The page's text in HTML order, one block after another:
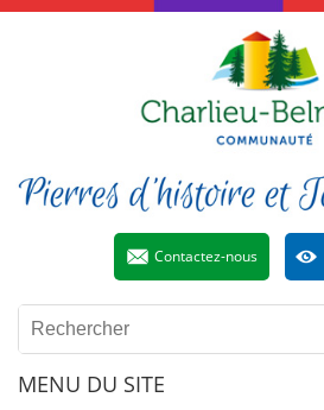
Contactez-nous
MENU DU SITE